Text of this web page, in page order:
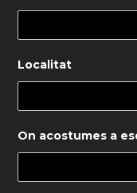
Localitat
On acostumes a